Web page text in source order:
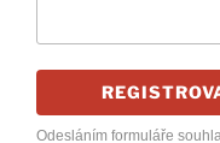
Odesláním formuláře